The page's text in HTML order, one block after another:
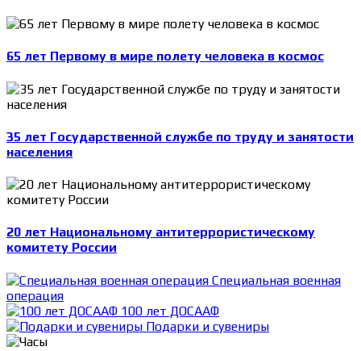
65 лет Первому в мире полету человека в космос
35 лет Государственной службе по труду и занятости
населения
20 лет Национальному антитеррористическому
комитету России
Специальная военная
операция
100 лет ДОСААФ
Подарки и сувениры